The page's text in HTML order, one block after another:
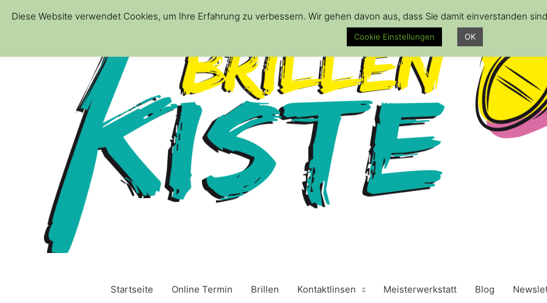
Startseite Online Termin Brillen Kontaktlinsen Meisterwerkstatt Blog
Diese Website verwendet Cookies, um Ihre Erfahrung zu verbessern. Wir gehen davon aus, dass Sie damit einverstanden
Cookie Einstellungen OK